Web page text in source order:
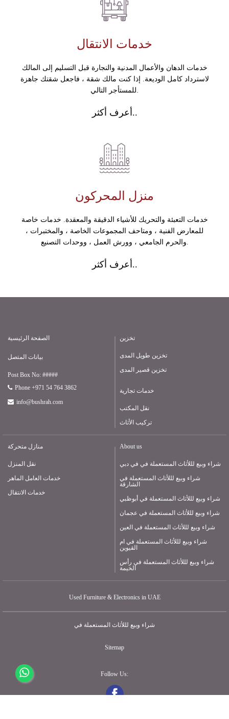
خدمات الانتقال
خدمات الدهان والأعمال المدنية والنجارة قبل التسليم إلى المالك
لاسترداد كامل الوديعة. إذا كنت مالك شقة ، فاجعل شقتك جاهزة
للمستأجر التالي.
أعرف أكثر..
منزل المحركون
خدمات التعبئة والتحريك للأشياء الدقيقة والمعقدة. خدمات خاصة
للمعارض الفنية ، ومتاحف المجموعات الخاصة ، والمختبرات ،
والحرم الجامعي ، وورش العمل ، ووحدات التصنيع.
أعرف أكثر..
الصفحة الرئيسية
بيانات المتصل
Post Box No: #####
Phone +971 54 764 3862
info@bushrah.com
تخزين
تخزين طويل المدى
تخزين قصير المدى
خدمات تجارية
نقل المكتب
تركيب الأثاث
منازل متحركة
نقل المنزل
خدمات العامل الماهر
خدمات الانتقال
About us
شراء وبيع لللأثاث المستعملة في في دبي
شراء وبيع لللأثاث المستعملة في
الشارقة
شراء وبيع لللأثاث المستعملة في أبوظبي
شراء وبيع لللأثاث المستعملة في عجمان
شراء وبيع لللأثاث المستعملة في العين
شراء وبيع لللأثاث المستعملة في ام
القيوين
شراء وبيع لللأثاث المستعملة في رأس
الخيمة
Used Furniture & Electronics in UAE
شراء وبيع لللأثاث المستعملة في
Sitemap
Follow Us: